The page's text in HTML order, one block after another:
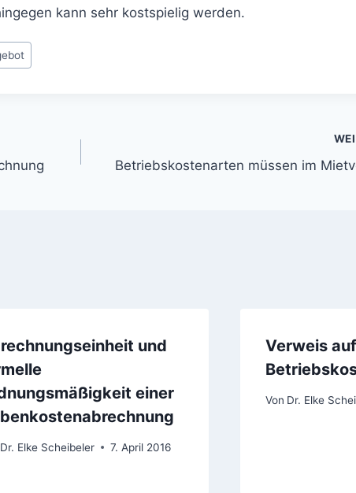
kann sehr kostspielig werden.
Betriebskostenarten müssen im
und
einer
Dr. Elke Scheibeler 7. April 2016
Verweis
Von Dr. Elke